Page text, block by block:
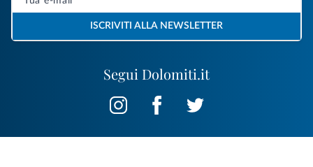
Segui Dolomiti.it
ISCRIVITI ALLA NEWSLETTER